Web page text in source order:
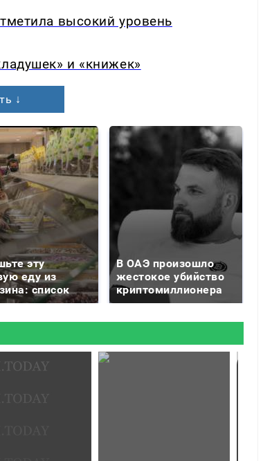
высокий уровень
и «книжек»
↓
эту
еду из
список
В ОАЭ произошло
жестокое убийство
криптомиллионера